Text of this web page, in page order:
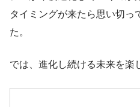
タイミングが来たら思い切っ
た。
では、進化し続ける未来を楽